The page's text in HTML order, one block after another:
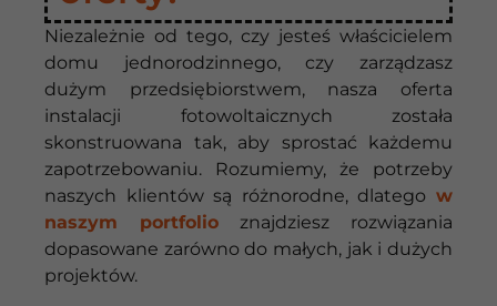
Niezależnie od tego, czy jesteś właścicielem
domu jednorodzinnego, czy zarządzasz
dużym przedsiębiorstwem, nasza oferta
instalacji fotowoltaicznych została
skonstruowana tak, aby sprostać każdemu
zapotrzebowaniu. Rozumiemy, że potrzeby
naszych klientów są różnorodne, dlatego w
naszym portfolio znajdziesz rozwiązania
dopasowane zarówno do małych, jak i dużych
projektów.